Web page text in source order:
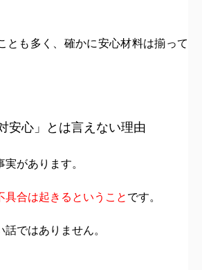
とも多く、確かに安心材料は揃って
安心」とは言えない理由
があります。
具合は起きる ということ です。
ではありません。